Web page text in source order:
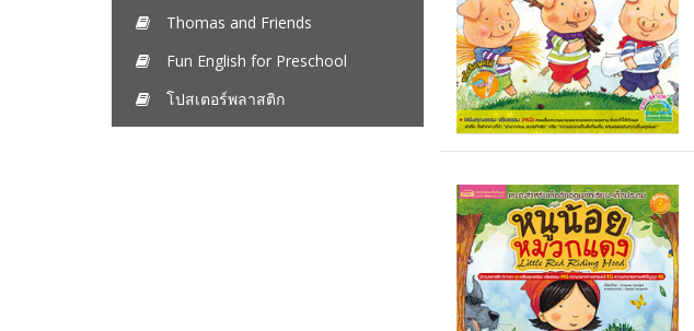
Thomas and Friends
Fun English for Preschool
โปสเตอร์พลาสติก